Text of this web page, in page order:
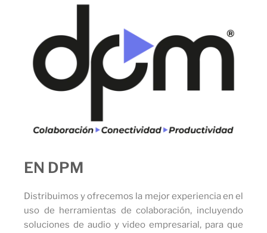
EN DPM
Distribuimos y ofrecemos la mejor experiencia en el
uso de herramientas de colaboración, incluyendo
soluciones de audio y video empresarial, para que